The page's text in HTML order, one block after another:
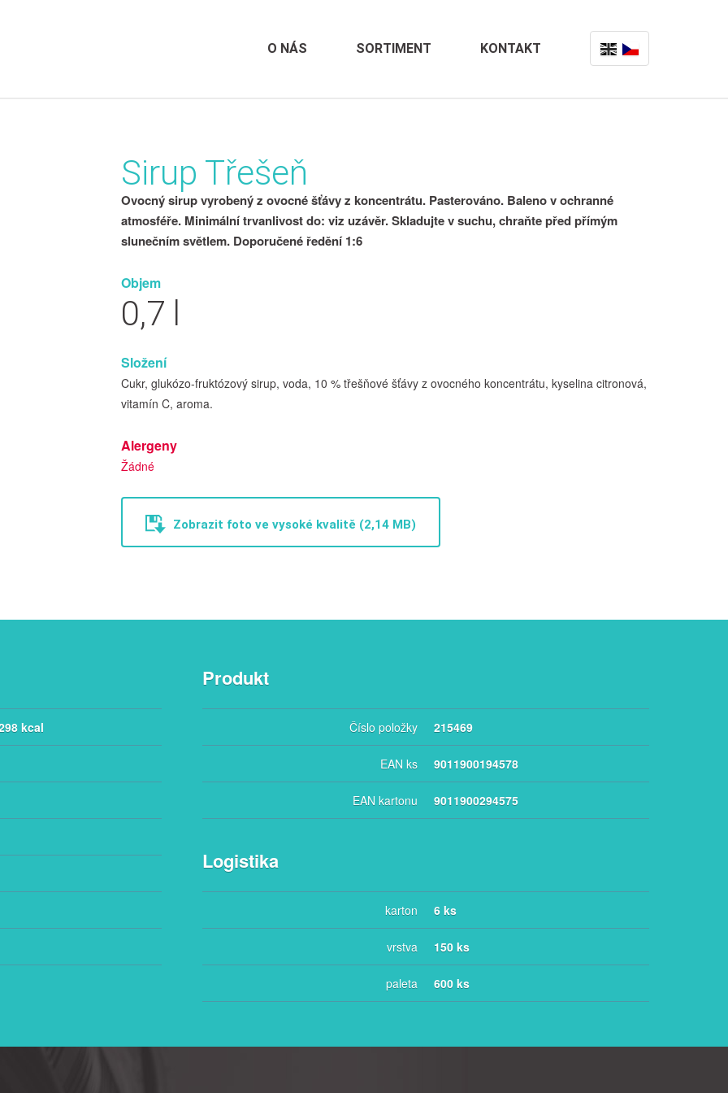
O NÁS SORTIMENT KONTAKT
Sirup Třešeň
Ovocný sirup vyrobený z ovocné šťávy z koncentrátu. Pasterováno. Baleno v ochranné
atmosféře. Minimální trvanlivost do: viz uzávěr. Skladujte v suchu, chraňte před přímým
slunečním světlem. Doporučené ředění 1:6
Objem
0,7 l
Složení
Cukr, glukózo-fruktózový sirup, voda, 10 % třešňové šťávy z ovocného koncentrátu, kyselina citronová,
vitamín C, aroma.
Alergeny
Žádné
Zobrazit foto ve vysoké kvalitě (2,14 MB)
kcal
Produkt
Číslo položky 215469
EAN ks 9011900194578
EAN kartonu 9011900294575
Logistika
karton 6 ks
vrstva 150 ks
paleta 600 ks